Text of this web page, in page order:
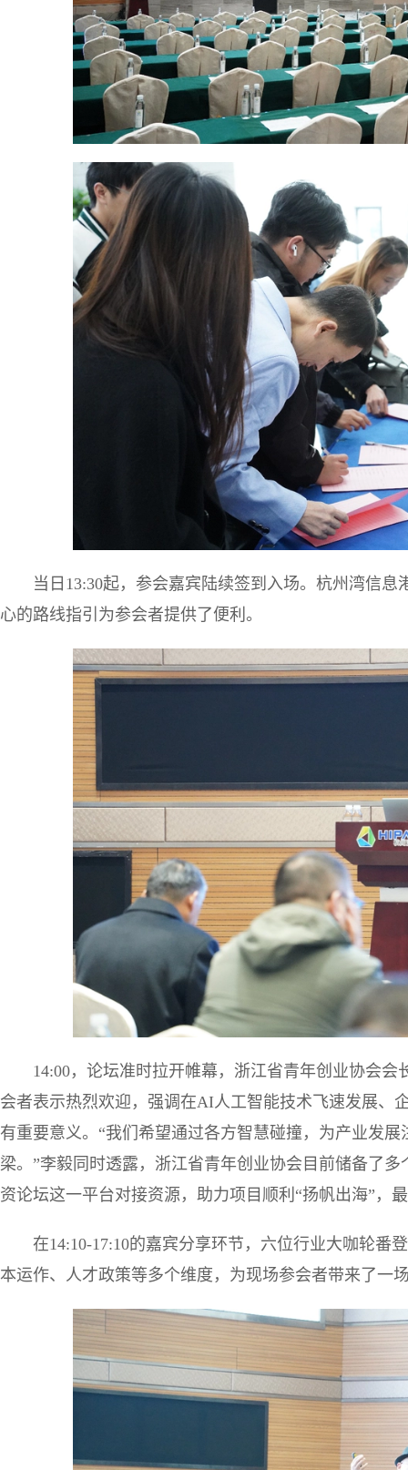
当日13:30起，参会嘉宾陆续签到入场。杭州湾信
心的路线指引为参会者提供了便利。
14:00，论坛准时拉开帷幕，浙江省青年创业协会
会者表示热烈欢迎，强调在AI人工智能技术飞速发展、
有重要意义。“我们希望通过各方智慧碰撞，为产业发
梁。”李毅同时透露，浙江省青年创业协会目前储备了
资论坛这一平台对接资源，助力项目顺利“扬帆出海”，
在14:10-17:10的嘉宾分享环节，六位行业大咖轮番
本运作、人才政策等多个维度，为现场参会者带来了一